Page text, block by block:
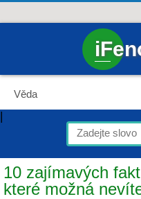
Věda
|
10 zajímavých
které možná